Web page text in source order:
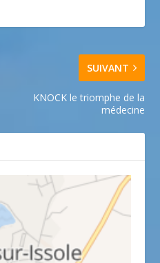
SUIVANT
KNOCK le triomphe de la
médecine